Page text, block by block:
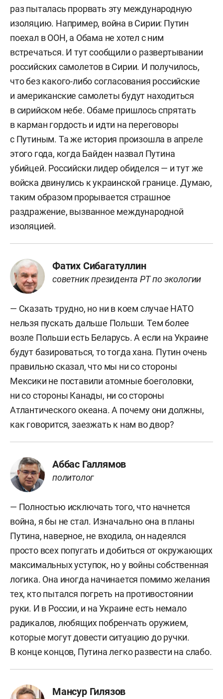
раз пыталась прорвать эту международную
изоляцию. Например, война в Сирии: Путин
поехал в ООН, а Обама не хотел с ним
встречаться. И тут сообщили о развертывании
российских самолетов в Сирии. И получилось,
что без какого-либо согласования российские
и американские самолеты будут находиться
в сирийском небе. Обаме пришлось спрятать
в карман гордость и идти на переговоры
с Путиным. Та же история произошла в апреле
этого года, когда Байден назвал Путина
убийцей. Российски лидер обиделся — и тут же
войска двинулись к украинской границе. Думаю,
таким образом прорывается страшное
раздражение, вызванное международной
изоляцией.
Фатих Сибагатуллин
советник президента РТ по экологии
— Сказать трудно, но ни в коем случае НАТО
нельзя пускать дальше Польши. Тем более
возле Польши есть Беларусь. А если на Украине
будут базироваться, то тогда хана. Путин очень
правильно сказал, что мы ни со стороны
Мексики не поставили атомные боеголовки,
ни со стороны Канады, ни со стороны
Атлантического океана. А почему они должны,
как говорится, заезжать к нам во двор?
Аббас Галлямов
политолог
— Полностью исключать того, что начнется
война, я бы не стал. Изначально она в планы
Путина, наверное, не входила, он надеялся
просто всех попугать и добиться от окружающих
максимальных уступок, но у войны собственная
логика. Она иногда начинается помимо желания
тех, кто пытался погреть на противостоянии
руки. И в России, и на Украине есть немало
радикалов, любящих побренчать оружием,
которые могут довести ситуацию до ручки.
В конце концов, Путина легко развести на слабо.
Мансур Гилязов